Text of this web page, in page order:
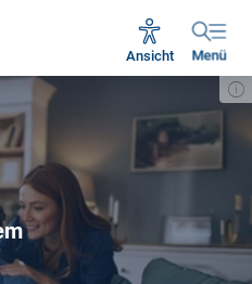
Ansicht Menü